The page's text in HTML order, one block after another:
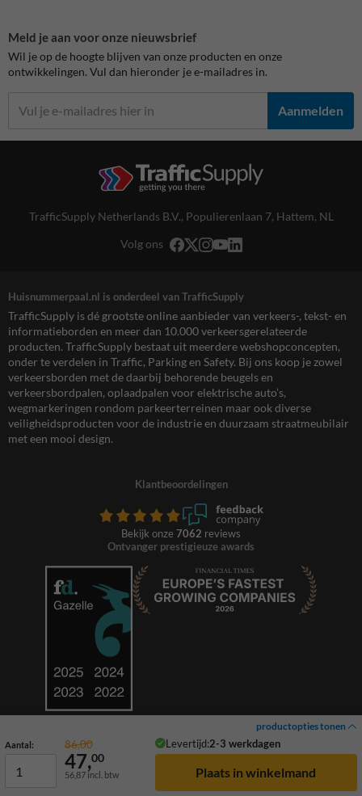
productopties tonen
Aantal: 86,00 Levertijd:2-3 werkdagen
47,00
56,87 incl. btw
Meld je aan voor onze nieuwsbrief
Wil je op de hoogte blijven van onze producten en onze
ontwikkelingen. Vul dan hieronder je e-mailadres in.
Aanmelden
TrafficSupply Netherlands B.V., Populierenlaan 7, Hattem, NL
Volg ons
Huisnummerpaal.nl is onderdeel van TrafficSupply
TrafficSupply is dé grootste online aanbieder van verkeers-, tekst- en
informatieborden en meer dan 10.000 verkeersgerelateerde
producten. TrafficSupply bestaat uit meerdere webshopconcepten,
onder te verdelen in Traffic, Parking en Safety. Bij ons koop je zowel
verkeersborden met de daarbij behorende beugels en
verkeersbordpalen, oplaadpalen voor elektrische auto’s,
wegmarkeringen rondom parkeerterreinen maar ook diverse
veiligheidsproducten voor de industrie en duurzaam straatmeubilair
met een mooi design.
Klantbeoordelingen
Bekijk onze 7062 reviews
Ontvanger prestigieuze awards
© 2026 TrafficSupply. Alle rechten voorbehouden.